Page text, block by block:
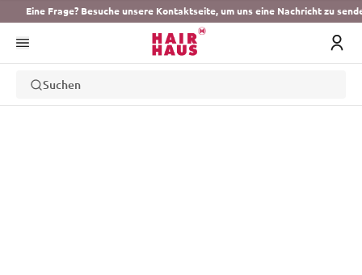
Eine Frage? Besuche unsere Kontaktseite, um uns eine Nachricht zu
Suchen